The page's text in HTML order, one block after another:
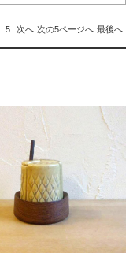
5 次へ 次の5ページへ 最後へ